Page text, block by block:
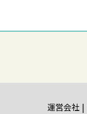
運営会社